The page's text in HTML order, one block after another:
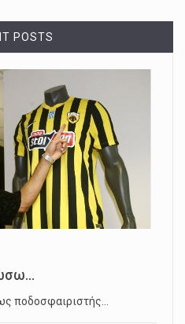
POSTS
ποδοσφαιριστής…